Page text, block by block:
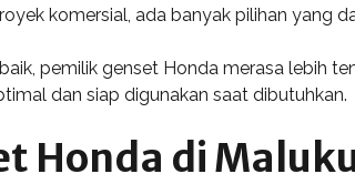
komersial, ada banyak pilihan yang
pemilik genset Honda merasa lebih
dan siap digunakan saat dibutuhkan.
Honda di